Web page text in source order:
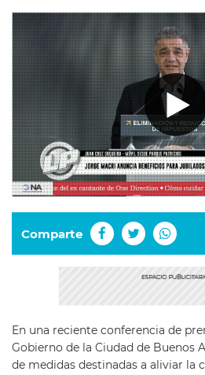
Comparte
En una reciente conferencia de
Gobierno de la Ciudad de Buenos
de medidas destinadas a aliviar la